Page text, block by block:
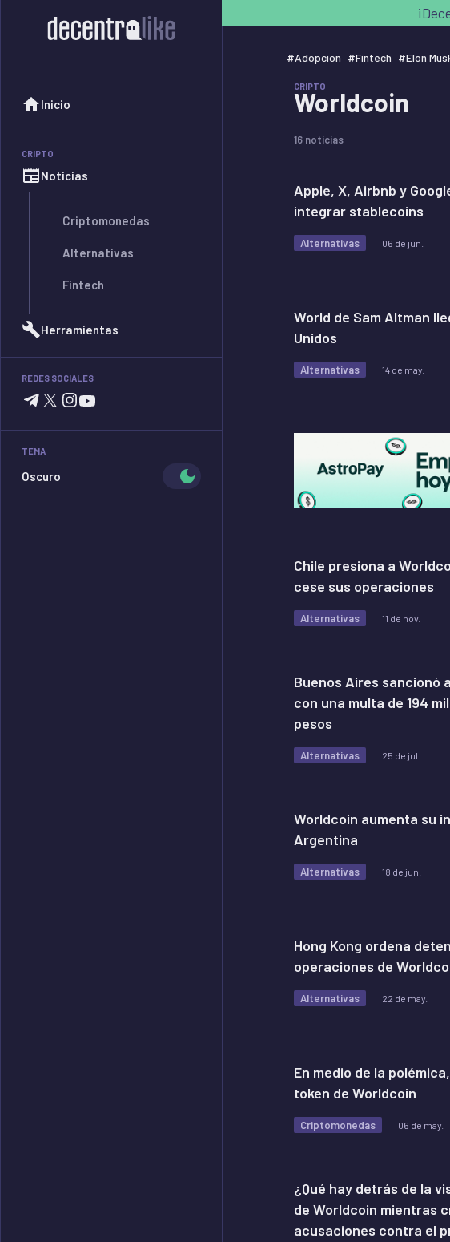
Inicio
CRIPTO
Noticias
Criptomonedas
Alternativas
Fintech
Herramientas
REDES SOCIALES
TEMA
Oscuro
#Adopcion #Fintech #Elon
CRIPTO
Worldcoin
16 noticias
Apple, X, Airbnb y
integrar stablecoins
Alternativas 06 de jun.
World de Sam Altman
Unidos
Alternativas 14 de may.
Chile presiona a
cese sus operaciones
Alternativas 11 de nov.
Buenos Aires sancionó
con una multa de 194
pesos
Alternativas 25 de jul.
Worldcoin aumenta su
Argentina
Alternativas 18 de jun.
Hong Kong ordena
operaciones de
Alternativas 22 de may.
En medio de la
token de Worldcoin
Criptomonedas 06 de may.
¿Qué hay detrás de la
de Worldcoin mientras
acusaciones contra el